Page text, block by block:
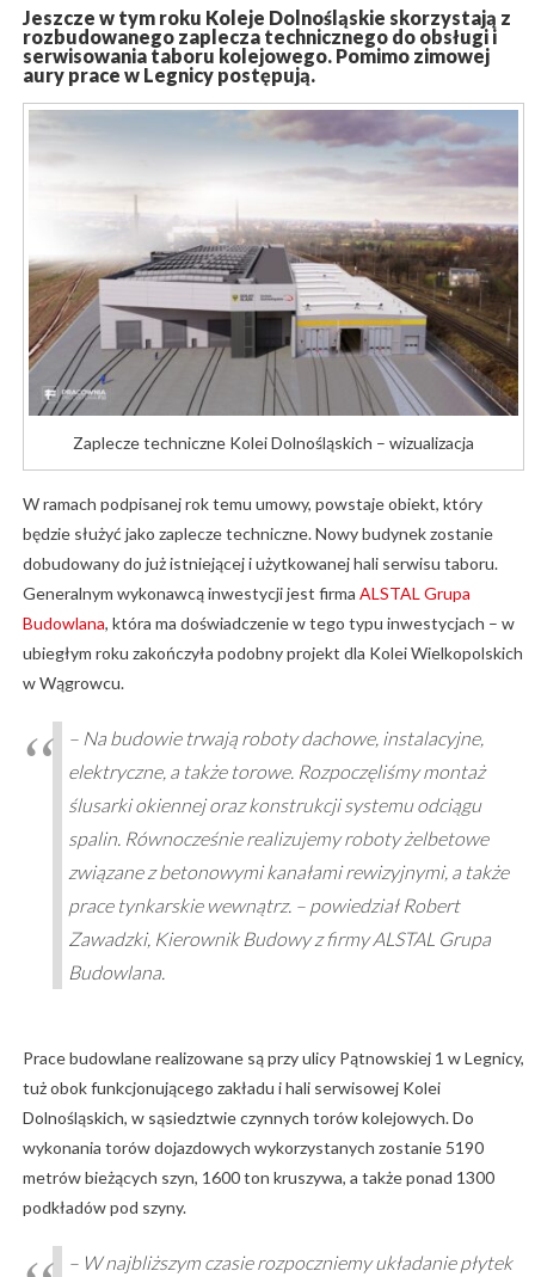
Jeszcze w tym roku Koleje Dolnośląskie skorzystają z
rozbudowanego zaplecza technicznego do obsługi i
serwisowania taboru kolejowego. Pomimo zimowej
aury prace w Legnicy postępują.
Zaplecze techniczne Kolei Dolnośląskich – wizualizacja
W ramach podpisanej rok temu umowy, powstaje obiekt, który
będzie służyć jako zaplecze techniczne. Nowy budynek zostanie
dobudowany do już istniejącej i użytkowanej hali serwisu taboru.
Generalnym wykonawcą inwestycji jest firma ALSTAL Grupa
Budowlana, która ma doświadczenie w tego typu inwestycjach – w
ubiegłym roku zakończyła podobny projekt dla Kolei Wielkopolskich
w Wągrowcu.
– Na budowie trwają roboty dachowe, instalacyjne,
elektryczne, a także torowe. Rozpoczęliśmy montaż
ślusarki okiennej oraz konstrukcji systemu odciągu
spalin. Równocześnie realizujemy roboty żelbetowe
związane z betonowymi kanałami rewizyjnymi, a także
prace tynkarskie wewnątrz. – powiedział Robert
Zawadzki, Kierownik Budowy z firmy ALSTAL Grupa
Budowlana.
Prace budowlane realizowane są przy ulicy Pątnowskiej 1 w Legnicy,
tuż obok funkcjonującego zakładu i hali serwisowej Kolei
Dolnośląskich, w sąsiedztwie czynnych torów kolejowych. Do
wykonania torów dojazdowych wykorzystanych zostanie 5190
metrów bieżących szyn, 1600 ton kruszywa, a także ponad 1300
podkładów pod szyny.
– W najbliższym czasie rozpoczniemy układanie płytek